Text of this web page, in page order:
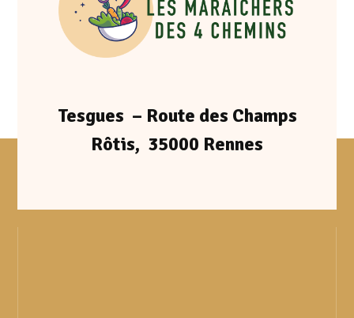
Tesgues – Route des Champs
Rôtis, 35000 Rennes